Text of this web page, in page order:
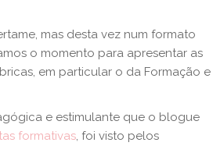
mas desta vez num formato
o momento para apresentar as
em particular o da Formação e
e estimulante que o blogue
formativas, foi visto pelos